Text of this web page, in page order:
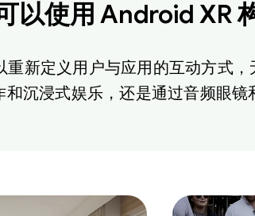
以使用 Android XR
新定义用户与应用的互动方式，
沉浸式娱乐，还是通过音频眼镜